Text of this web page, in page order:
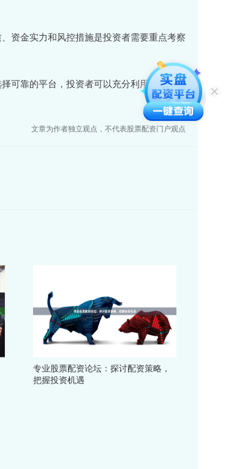
资金实力和风控措施是投资者需要重点考察
可靠的平台，投资者可以充分利用配资杠
文章为作者独立观点，不代表股票配资门户观点
专业股票配资论坛：探讨配资策略，
把握投资机遇